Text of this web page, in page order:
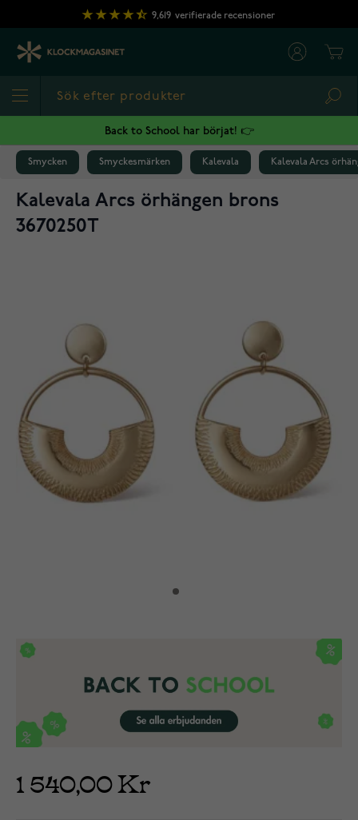
Hoppa till innehållet
9,619 verifierade recensioner
Back to School har börjat! 👉
Smycken Smyckesmärken Kalevala Kalevala Arcs
Kalevala Arcs örhängen brons
3670250T
1 540,00 Kr